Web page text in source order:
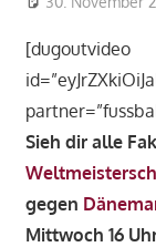
[dugoutvideo
Sieh dir alle
gegen
Mittwoch 16